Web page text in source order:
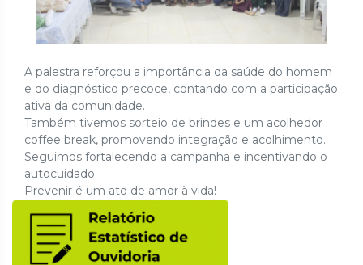
A palestra reforçou a importância da saúde do homem
e do diagnóstico precoce, contando com a participação
ativa da comunidade.
Também tivemos sorteio de brindes e um acolhedor
coffee break, promovendo integração e acolhimento.
Seguimos fortalecendo a campanha e incentivando o
autocuidado.
Prevenir é um ato de amor à vida!